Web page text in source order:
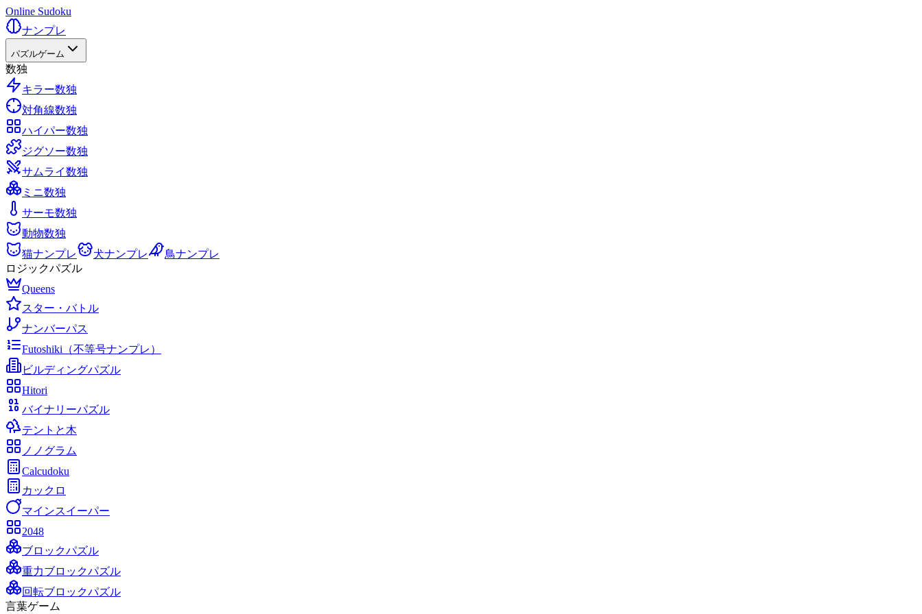
Online Sudoku
ナンプレ
パズルゲーム
数独
キラー数独
対角線数独
ハイパー数独
ジグソー数独
サムライ数独
ミニ数独
サーモ数独
動物数独
猫ナンプレ
犬ナンプレ
鳥ナンプレ
ロジックパズル
Queens
スター・バトル
ナンバーパス
Futoshiki（不等号ナンプレ）
ビルディングパズル
Hitori
バイナリーパズル
テントと木
ノノグラム
Calcudoku
カックロ
マインスイーパー
2048
ブロックパズル
重力ブロックパズル
回転ブロックパズル
言葉ゲーム